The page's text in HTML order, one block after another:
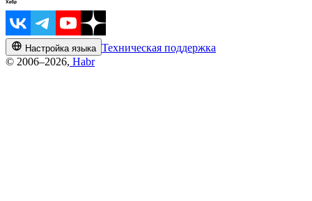
Настройка языка Техническая поддержка
© 2006–2026, Habr